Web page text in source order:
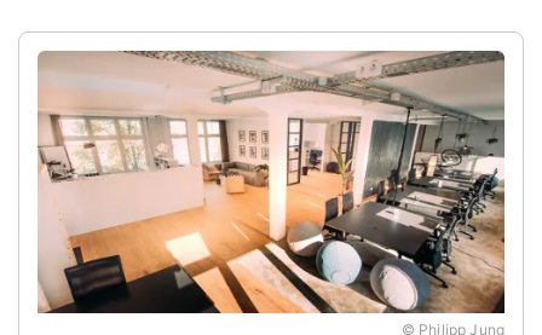
© Philipp Jung